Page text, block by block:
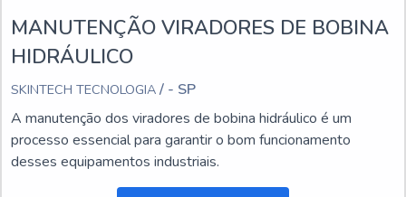
MANUTENÇÃO VIRADORES DE BOBINA
HIDRÁULICO
SKINTECH TECNOLOGIA / - SP
A manutenção dos viradores de bobina hidráulico é um
processo essencial para garantir o bom funcionamento
desses equipamentos industriais.